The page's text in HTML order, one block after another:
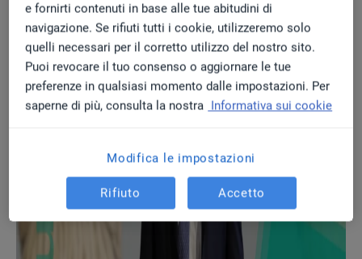
e fornirti contenuti in base alle tue abitudini di
navigazione. Se rifiuti tutti i cookie, utilizzeremo solo
quelli necessari per il corretto utilizzo del nostro sito.
Puoi revocare il tuo consenso o aggiornare le tue
preferenze in qualsiasi momento dalle impostazioni. Per
saperne di più, consulta la nostra Informativa sui cookie
Modifica le impostazioni
Rifiuto Accetto